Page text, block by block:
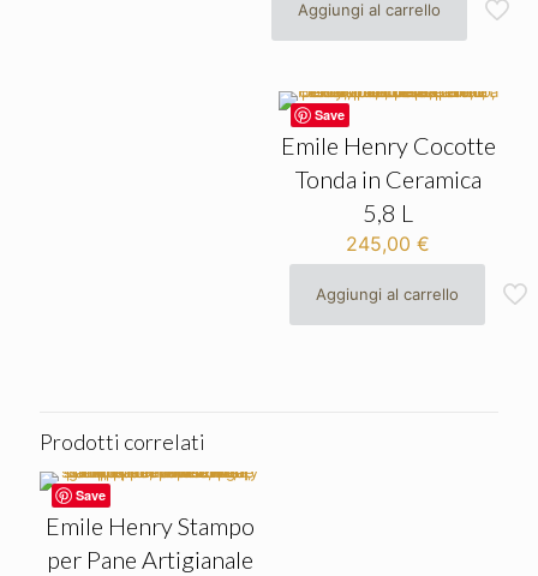
136,90 €.129,90 €.
Aggiungi al carrello
Save
Emile Henry Cocotte
Tonda in Ceramica
5,8 L
245,00€
Aggiungi al carrello
Prodotti correlati
Save
Emile Henry Stampo
per Pane Artigianale